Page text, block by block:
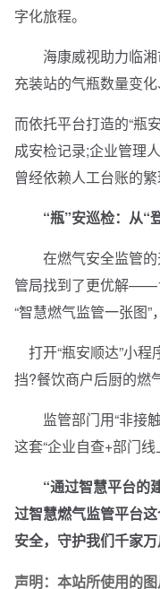
字化旅程。
海康威视助力临湘
充装站的气瓶数量变
而依托平台打造的“瓶
成安检记录;企业管理
曾经依赖人工台账的
“瓶”安巡检：从“
在燃气安全监管的
管局找到了更优解
“智慧燃气监管一张图
打开“瓶安顺达”小
挡?餐饮商户后厨的燃
监管部门用“非接触
这套“企业自查+部门
“通过智慧平台的
过智慧燃气监管平台
安全，守护我们千家
声明：本站所使用的